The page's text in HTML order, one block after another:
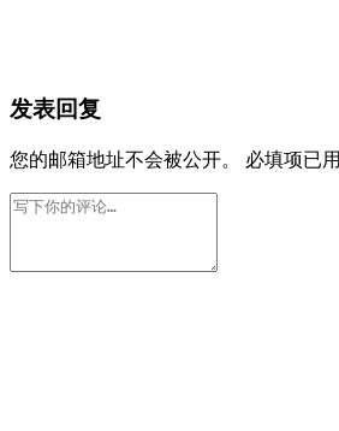
发表回复
您的邮箱地址不会被公开。 必填项已用